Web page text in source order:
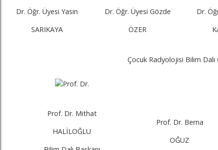
Dr. Öğr. Üyesi Yasin
SARIKAYA
Dr. Öğr. Üyesi Gözde
ÖZER
Dr.
Çocuk Radyolojisi Bilim
Prof. Dr. Mithat
HALİLOĞLU
Prof. Dr. Berna
OĞUZ